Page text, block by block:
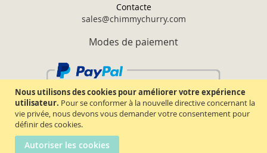
Nous utilisons des cookies pour améliorer votre expérience
utilisateur. Pour se conformer à la nouvelle directive concernant la
vie privée, nous devons vous demander votre consentement pour
définir des cookies.
Autoriser les cookies
Contacte
sales@chimmychurry.com
Modes de paiement
Chimmy Churry TM. Tous droits réservés.